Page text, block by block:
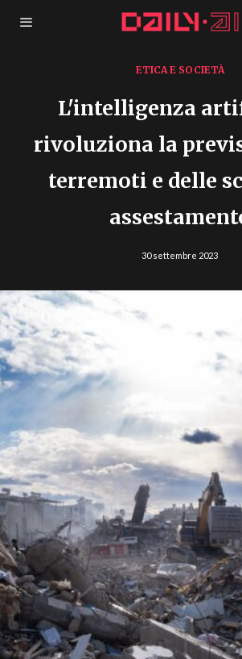
ETICA E SOCIETÀ
L'intelligenza
rivoluziona la
terremoti e delle
30 settembre 2023